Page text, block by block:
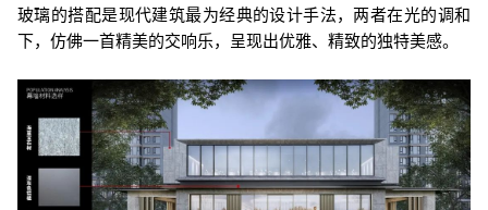
玻璃的搭配是现代建筑最为经典的设计手法，两者在光的调和
下，仿佛一首精美的交响乐，呈现出优雅、精致的独特美感。